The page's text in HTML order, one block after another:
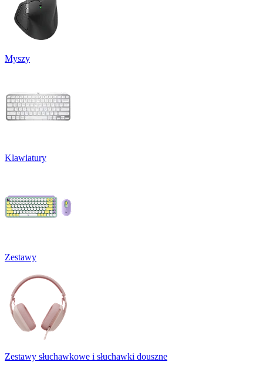
Myszy
Klawiatury
Zestawy
Zestawy słuchawkowe i słuchawki douszne